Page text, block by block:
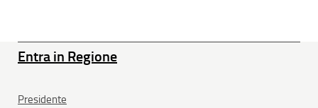
Entra in Regione
Presidente